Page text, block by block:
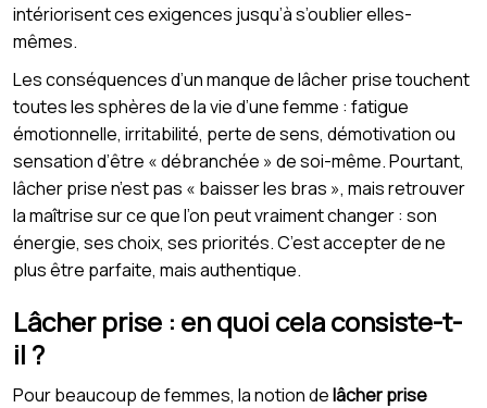
intériorisent ces exigences jusqu’à s’oublier elles-
mêmes.
Les conséquences d’un manque de lâcher prise touchent
toutes les sphères de la vie d’une femme : fatigue
émotionnelle, irritabilité, perte de sens, démotivation ou
sensation d’être « débranchée » de soi-même. Pourtant,
lâcher prise n’est pas « baisser les bras », mais retrouver
la maîtrise sur ce que l’on peut vraiment changer : son
énergie, ses choix, ses priorités. C’est accepter de ne
plus être parfaite, mais authentique.
Lâcher prise : en quoi cela consiste-t-
il ?
Pour beaucoup de femmes, la notion delâcher prise